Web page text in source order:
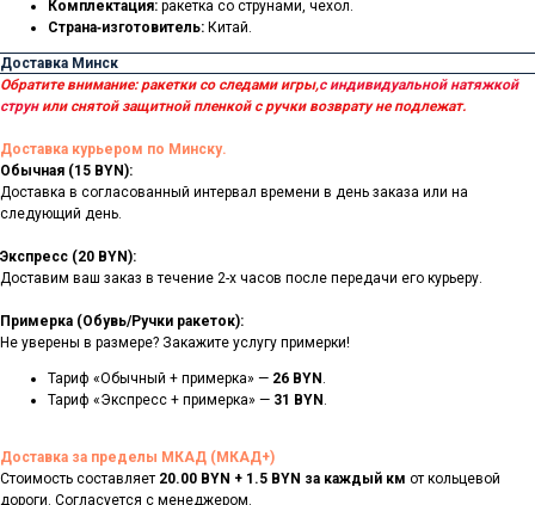
Комплектация: ракетка со струнами, чехол.
Страна‑изготовитель: Китай.
Доставка Минск
Обратите внимание: ракетки со следами игры,с индивидуальной натяжкой
струнили снятой защитной пленкой с ручки возврату не подлежат.
Доставка курьером по Минску.
Обычная (15 BYN):
Доставка в согласованный интервал времени в день заказа или на
следующий день.
Экспресс (20 BYN):
Доставим ваш заказ в течение 2-х часов после передачи его курьеру.
Примерка (Обувь/Ручки ракеток):
Не уверены в размере? Закажите услугу примерки!
Тариф «Обычный + примерка» — 26 BYN .
Тариф «Экспресс + примерка» — 31 BYN .
Доставка за пределы МКАД (МКАД+)
Стоимость составляет 20.00 BYN + 1.5 BYN за каждый км от кольцевой
дороги. Согласуется с менеджером.